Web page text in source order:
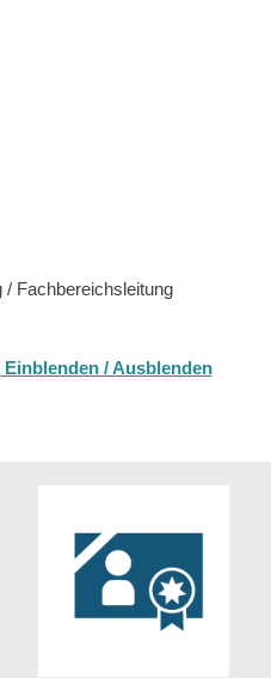
Fachbereichsleitung
/ Ausblenden